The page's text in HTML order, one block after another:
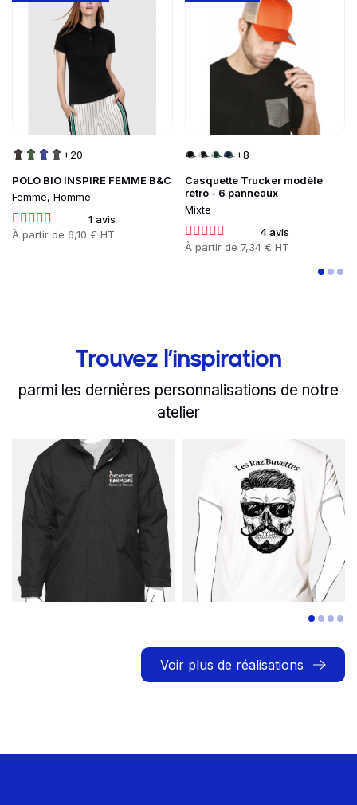
POLO BIO INSPIRE FEMME B&C
Femme, Homme
1 avis
Prix
À partir de 6,10 € HT
+20
Casquette Trucker modèle
rétro - 6 panneaux
Mixte
4 avis
Prix
À partir de 7,34 € HT
+8
Trouvez l’inspiration
parmi les dernières personnalisations de notre
atelier
slide1 to 2of 8
Pour lutter contre le
Read more Le t-shirt
Voir plus de réalisations